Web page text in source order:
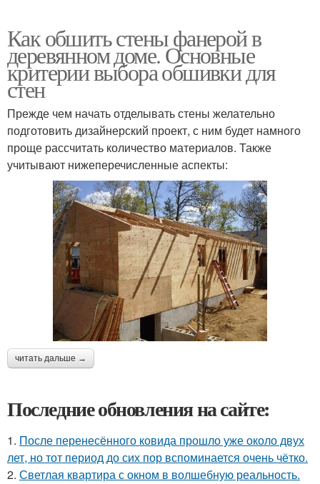
Как обшить стены фанерой в
деревянном доме. Основные
критерии выбора обшивки для
стен
Прежде чем начать отделывать стены желательно
подготовить дизайнерский проект, с ним будет намного
проще рассчитать количество материалов. Также
учитывают нижеперечисленные аспекты:
читать дальше →
Последние обновления на сайте:
1. После перенесённого ковида прошло уже около двух
лет, но тот период до сих пор вспоминается очень чётко.
2. Светлая квартира с окном в волшебную реальность.